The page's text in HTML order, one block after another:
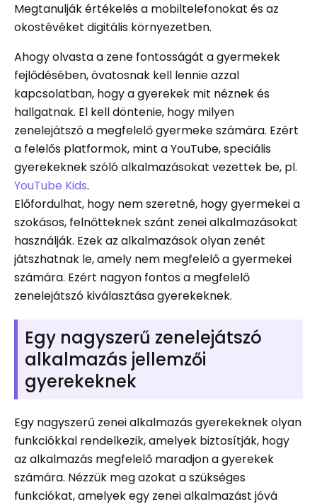
Megtanulják értékelés a mobiltelefonokat és az
okostévéket digitális környezetben.
Ahogy olvasta a zene fontosságát a gyermekek
fejlődésében, óvatosnak kell lennie azzal
kapcsolatban, hogy a gyerekek mit néznek és
hallgatnak. El kell döntenie, hogy milyen
zenelejátszó a megfelelő gyermeke számára. Ezért
a felelős platformok, mint a YouTube, speciális
gyerekeknek szóló alkalmazásokat vezettek be, pl.
YouTube Kids.
Előfordulhat, hogy nem szeretné, hogy gyermekei a
szokásos, felnőtteknek szánt zenei alkalmazásokat
használják. Ezek az alkalmazások olyan zenét
játszhatnak le, amely nem megfelelő a gyermekei
számára. Ezért nagyon fontos a megfelelő
zenelejátszó kiválasztása gyerekeknek.
Egy nagyszerű zenelejátszó
alkalmazás jellemzői
gyerekeknek
Egy nagyszerű zenei alkalmazás gyerekeknek olyan
funkciókkal rendelkezik, amelyek biztosítják, hogy
az alkalmazás megfelelő maradjon a gyerekek
számára. Nézzük meg azokat a szükséges
funkciókat, amelyek egy zenei alkalmazást jóvá